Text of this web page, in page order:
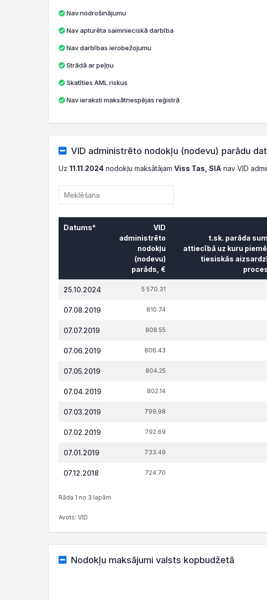
Nav nodrošinājumu
Nav apturēta saimnieciskā darbība
Nav darbības ierobežojumu
Strādā ar peļņu
Skatīties AML riskus
Nav ieraksti maksātnespējas reģistrā
VID administrēto nodokļu (nodevu) parādu
Uz 11.11.2024 nodokļu maksātājam Viss Tas, SIA nav VID
Datums*
VID
administrēto
nodokļu
(nodevu)
parāds, €
t.sk. parāda
attiecībā uz kuru
tiesiskās
nodokļu
parāds, €
tiesiskās
25.10.2024 5 570.31
07.08.2019 810.74
07.07.2019 808.55
07.06.2019 806.43
07.05.2019 804.25
07.04.2019 802.14
07.03.2019 799.98
07.02.2019 792.69
07.01.2019 733.49
07.12.2018 724.70
Rāda 1 no 3 lapām
Avots: VID
Nodokļu maksājumi valsts kopbudžetā